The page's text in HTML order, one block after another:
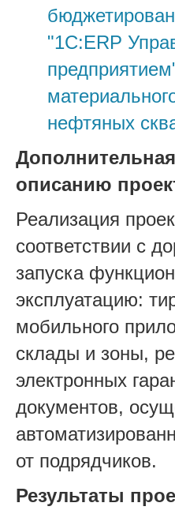
"1С:ERP
нефтяных
описанию
Реализация
соответствии с
запуска
эксплуатацию:
мобильного
склады и зоны,
электронных
документов,
от подрядчиков.
Результаты